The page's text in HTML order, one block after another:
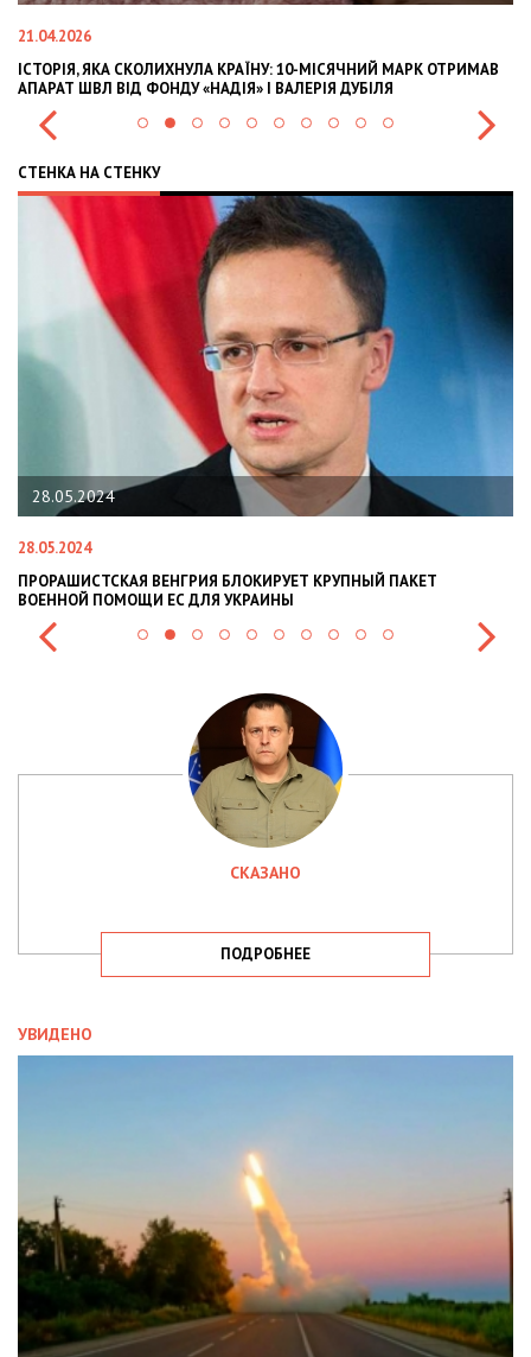
21.04.2026
ІСТОРІЯ, ЯКА СКОЛИХНУЛА КРАЇНУ: 10-МІСЯЧНИЙ МАРК ОТРИМАВ
АПАРАТ ШВЛ ВІД ФОНДУ «НАДІЯ» І ВАЛЕРІЯ ДУБІЛЯ
СТЕНКА НА СТЕНКУ
28.05.2024
28.05.2024
ПРОРАШИСТСКАЯ ВЕНГРИЯ БЛОКИРУЕТ КРУПНЫЙ ПАКЕТ
ВОЕННОЙ ПОМОЩИ ЕС ДЛЯ УКРАИНЫ
СКАЗАНО
ПОДРОБНЕЕ
УВИДЕНО